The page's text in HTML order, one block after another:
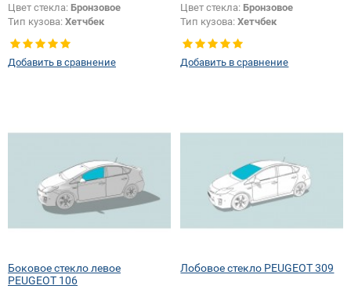
Цвет стекла: Бронзовое
Тип кузова: Хетчбек
Добавить в сравнение
Цвет стекла: Бронзовое
Тип кузова:Хетчбек
шелкографии:
Добавить в сравнение
Боковое стекло левое
PEUGEOT 106
Лобовое стекло PEUGEOT 309